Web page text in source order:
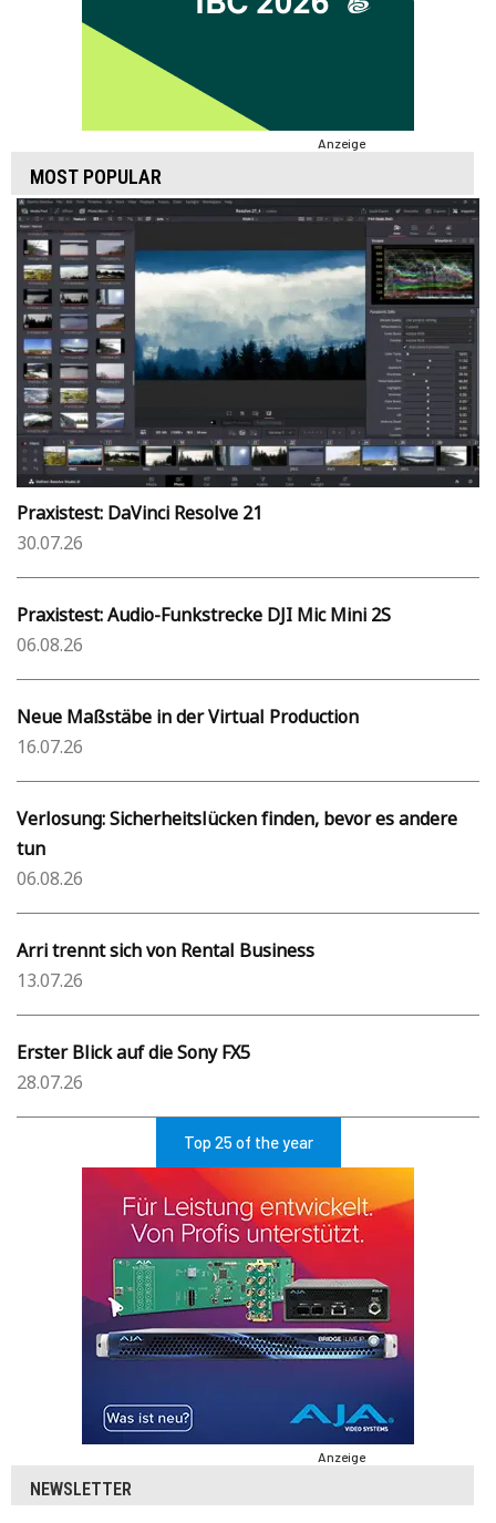
Anzeige
MOST POPULAR
Praxistest: DaVinci Resolve 21
30.07.26
Praxistest: Audio-Funkstrecke DJI Mic Mini 2S
06.08.26
Neue Maßstäbe in der Virtual Production
16.07.26
Verlosung: Sicherheitslücken finden, bevor es andere
tun
06.08.26
Arri trennt sich von Rental Business
13.07.26
Erster Blick auf die Sony FX5
28.07.26
Top 25 of the year
Anzeige
NEWSLETTER